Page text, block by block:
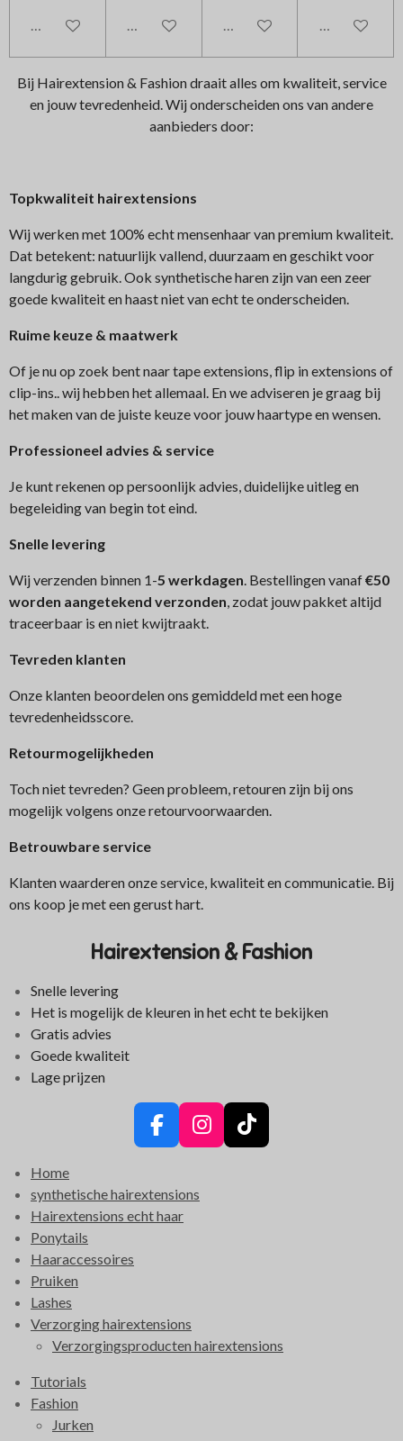
In winkelwagen In winkelwagen In winkelwagen In
Bij Hairextension & Fashion draait alles om kwaliteit, service
en jouw tevredenheid. Wij onderscheiden ons van andere
aanbieders door:
Topkwaliteit hairextensions
Wij werken met 100% echt mensenhaar van premium kwaliteit.
Dat betekent: natuurlijk vallend, duurzaam en geschikt voor
langdurig gebruik. Ook synthetische haren zijn van een zeer
goede kwaliteit en haast niet van echt te onderscheiden.
Ruime keuze & maatwerk
Of je nu op zoek bent naar tape extensions, flip in extensions of
clip-ins.. wij hebben het allemaal. En we adviseren je graag bij
het maken van de juiste keuze voor jouw haartype en wensen.
Professioneel advies & service
Je kunt rekenen op persoonlijk advies, duidelijke uitleg en
begeleiding van begin tot eind.
Snelle levering
Wij verzenden binnen 1-5 werkdagen. Bestellingen vanaf€50
worden aangetekend verzonden, zodat jouw pakket altijd
traceerbaar is en niet kwijtraakt.
Tevreden klanten
Onze klanten beoordelen ons gemiddeld met een hoge
tevredenheidsscore.
Retourmogelijkheden
Toch niet tevreden? Geen probleem, retouren zijn bij ons
mogelijk volgens onze retourvoorwaarden.
Betrouwbare service
Klanten waarderen onze service, kwaliteit en communicatie. Bij
ons koop je met een gerust hart.
Hairextension & Fashion
Snelle levering
Het is mogelijk de kleuren in het echt te bekijken
Gratis advies
Goede kwaliteit
Lage prijzen
F
e
b
I
T
Home
synthetische hairextensions
Hairextensions echt haar
Ponytails
Haaraccessoires
Pruiken
Lashes
Verzorging hairextensions
Verzorgingsproducten hairextensions
Tutorials
Fashion
Jurken